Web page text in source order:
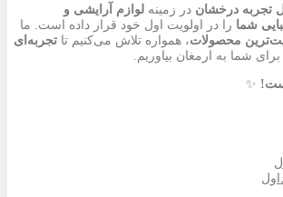
در زمینه لوازم آرایشی و
شما را در اولویت اول خود قرار داده است. ما
محصولات، همواره تلاش می‌کنیم تا تجربه‌ای
برای شما به ارمغان بیاوریم.
✨